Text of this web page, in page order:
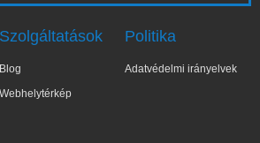
Szolgáltatások
Blog
Webhelytérkép
Politika
Adatvédelmi irányelvek